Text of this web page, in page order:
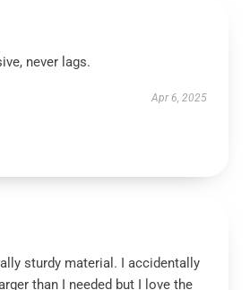
never lags.
Apr 6, 2025
sturdy material. I accidentally
than I needed but I love the